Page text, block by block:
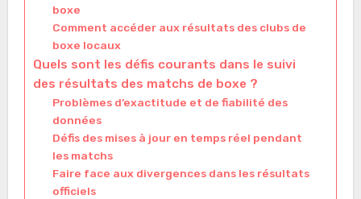
boxe
Comment accéder aux résultats des clubs de
boxe locaux
Quels sont les défis courants dans le suivi
des résultats des matchs de boxe ?
Problèmes d’exactitude et de fiabilité des
données
Défis des mises à jour en temps réel pendant
les matchs
Faire face aux divergences dans les résultats
officiels